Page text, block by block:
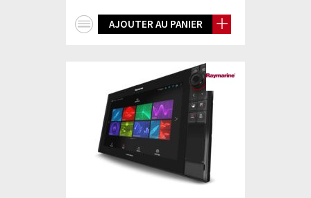
AJOUTER AU PANIER